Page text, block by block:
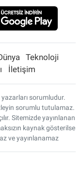
Teknoloji
İletişim
sorumludur.
sorumlu tutulamaz.
Sitemizde yayınlanan
kaynak gösterilse
ve yayınlanamaz